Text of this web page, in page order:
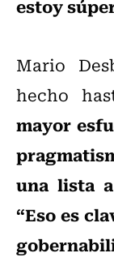
estoy
Mario
hecho
mayor
una lista
“Eso es